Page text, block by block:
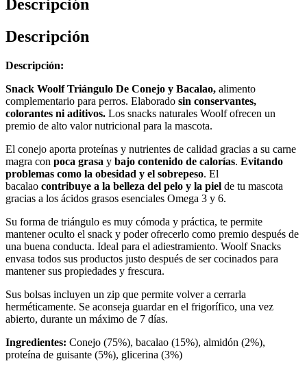
Descripción
Descripción
Descripción:
Snack Woolf Triángulo De Conejo y Bacalao, alimento
complementario para perros. Elaborado sin conservantes,
colorantes ni aditivos. Los snacks naturales Woolf ofrecen un
premio de alto valor nutricional para la mascota.
El conejo aporta proteínas y nutrientes de calidad gracias a su carne
magra con poca grasa y bajo contenido de calorías. Evitando
problemas como la obesidad y el sobrepeso. El
bacalao contribuye a la belleza del pelo y la piel de tu mascota
gracias a los ácidos grasos esenciales Omega 3 y 6.
Su forma de triángulo es muy cómoda y práctica, te permite
mantener oculto el snack y poder ofrecerlo como premio después de
una buena conducta. Ideal para el adiestramiento. Woolf Snacks
envasa todos sus productos justo después de ser cocinados para
mantener sus propiedades y frescura.
Sus bolsas incluyen un zip que permite volver a cerrarla
herméticamente. Se aconseja guardar en el frigorífico, una vez
abierto, durante un máximo de 7 días.
Ingredientes: Conejo (75%), bacalao (15%), almidón (2%),
proteína de guisante (5%), glicerina (3%)